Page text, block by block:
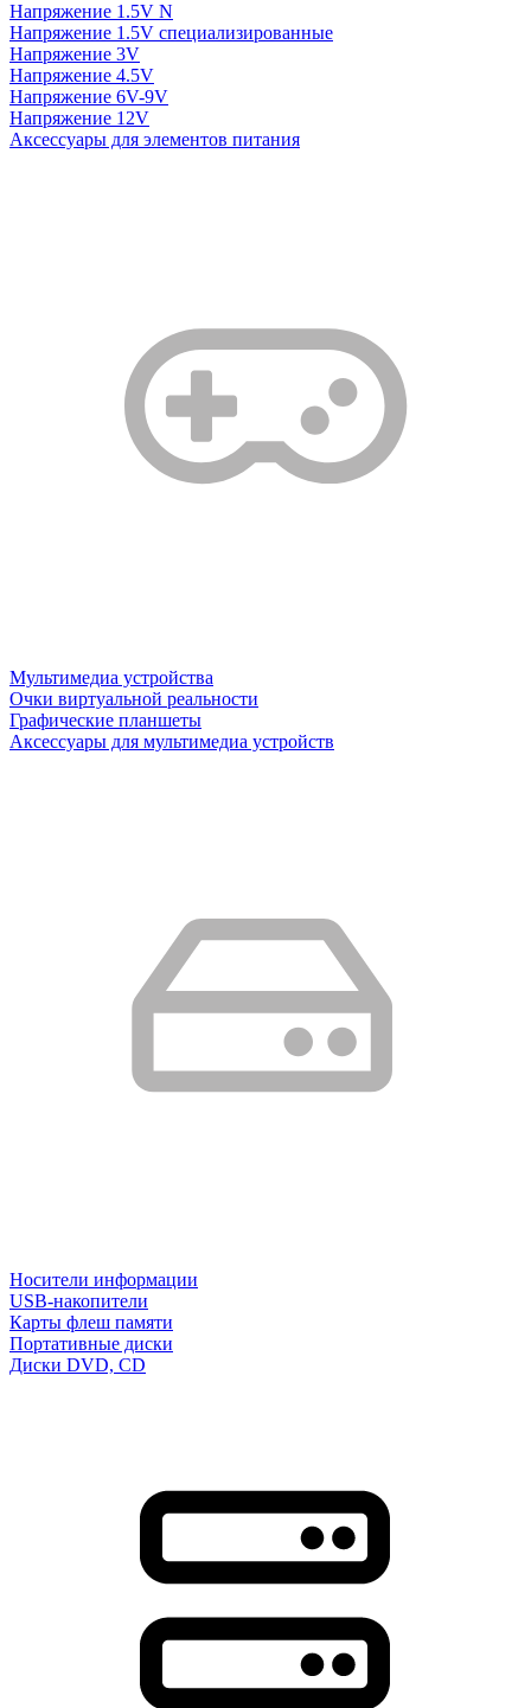
Напряжение 1.5V N
Напряжение 1.5V специализированные
Напряжение 3V
Напряжение 4.5V
Напряжение 6V-9V
Напряжение 12V
Аксессуары для элементов питания
Мультимедиа устройства
Очки виртуальной реальности
Графические планшеты
Аксессуары для мультимедиа устройств
Носители информации
USB-накопители
Карты флеш памяти
Портативные диски
Диски DVD, CD